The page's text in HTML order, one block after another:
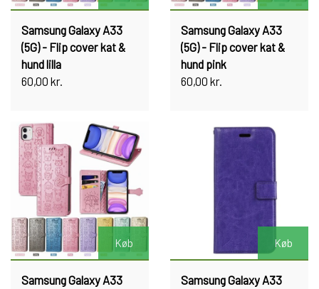
Samsung Galaxy A33
(5G) - Flip cover kat &
hund lilla
60,00 kr.
Samsung Galaxy A33
(5G) - Flip cover kat &
hund pink
60,00 kr.
Køb
Samsung Galaxy A33
Køb
Samsung Galaxy A33